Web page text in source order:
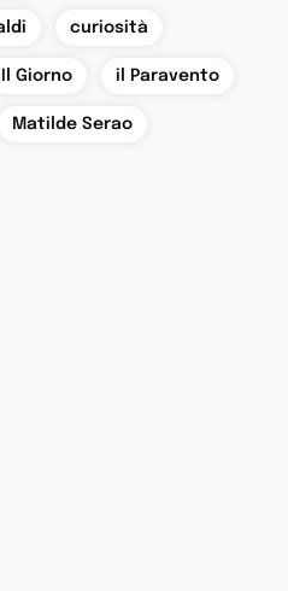
curiosità
Il Giorno il Paravento
Matilde Serao